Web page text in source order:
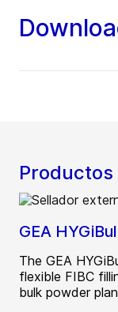
GEA
The GEA
flexible FIBC
bulk powder